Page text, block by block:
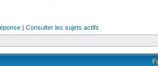
| Consulter les sujets actifs